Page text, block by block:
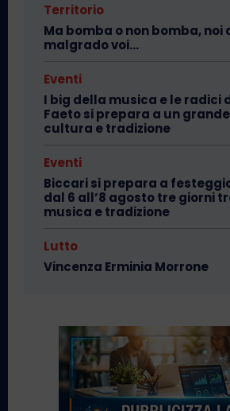
Territorio
Ma bomba o non bomba, noi
malgrado voi…
Eventi
I big della musica e le radici
Faeto si prepara a un
cultura e tradizione
Eventi
Biccari si prepara a
dal 6 all’8 agosto tre giorni
musica e tradizione
Lutto
Vincenza Erminia Morrone